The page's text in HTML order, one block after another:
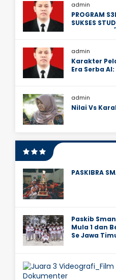
admin
PROGRAM
SUKSES
TAHUN 2025/
admin
Karakter
Era Serba
Malang
admin
Nilai Vs
PASKIBRA
Paskib
Mula 1 dan
Se Jawa